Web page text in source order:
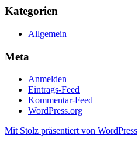
Kategorien
Allgemein
Meta
Anmelden
Eintrags-Feed
Kommentar-Feed
WordPress.org
Mit Stolz präsentiert von WordPress